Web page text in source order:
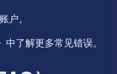
户。
了解更多常见错误。